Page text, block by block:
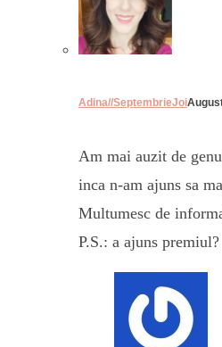
Adina//SeptembrieJoi
Am mai auzit de
inca n-am ajuns sa
Multumesc de
P.S.: a ajuns premiul?